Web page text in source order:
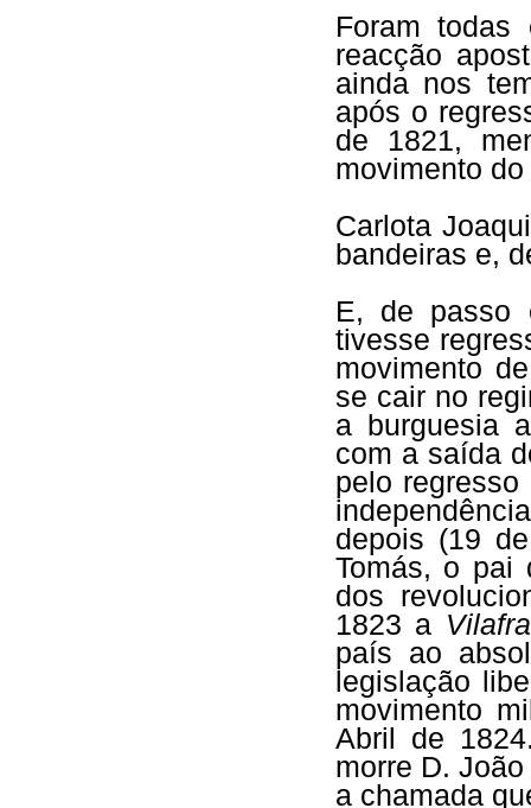
Foram todas
reacção
ainda nos
após o
de 1821,
movimento do
Carlota
bandeiras e,
E, de passo
tivesse
movimento
se cair no
a burguesia
com a saída
pelo
depois (19
Tomás, o pai
dos
1823 a
país ao
legislação
movimento
Abril de
morre D.
a chamada